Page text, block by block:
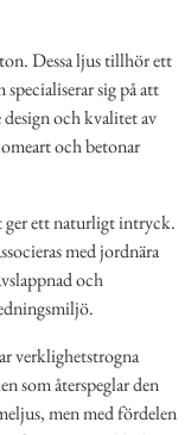
Dessa ljus tillhör ett
sig på att
och kvalitet av
och betonar
ger ett naturligt intryck.
med jordnära
och
verklighetstrogna
som återspeglar den
men med fördelen